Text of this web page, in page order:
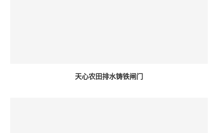
天心农田排水铸铁闸门